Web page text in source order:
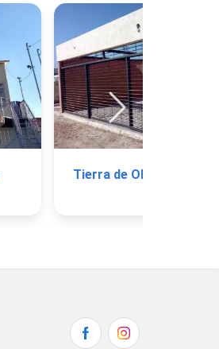
Tierra de Olivos